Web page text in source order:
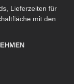
Lieferzeiten für
mit den